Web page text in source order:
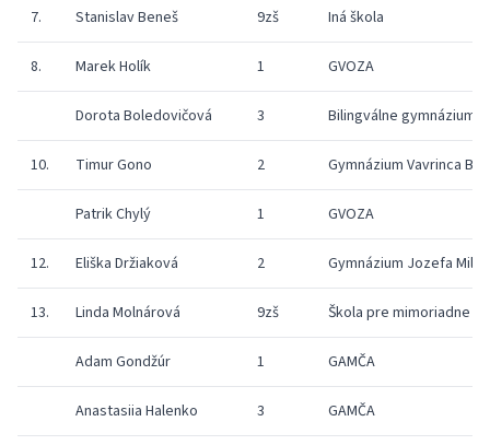
7. Stanislav Beneš 9zš Iná škola
8. Marek Holík 1 GVOZA
Dorota Boledovičová 3 Bilingválne gymnázium
10. Timur Gono 2 Gymnázium Vavrinca
Patrik Chylý 1 GVOZA
12. Eliška Držiaková 2 Gymnázium Jozefa
13. Linda Molnárová 9zš Škola pre mimoriadne
Adam Gondžúr 1 GAMČA
Anastasiia Halenko 3 GAMČA